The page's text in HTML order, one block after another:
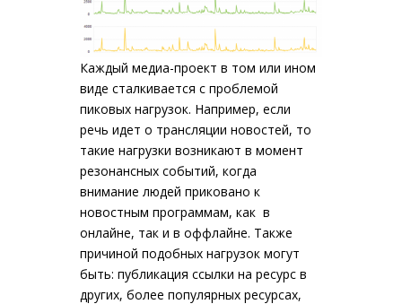
Каждый медиа-проект в том или ином
виде сталкивается с проблемой
пиковых нагрузок. Например, если
речь идет о трансляции новостей, то
такие нагрузки возникают в момент
резонансных событий, когда
внимание людей приковано к
новостным программам, как в
онлайне, так и в оффлайне. Также
причиной подобных нагрузок могут
быть: публикация ссылки на ресурс в
других, более популярных ресурсах,